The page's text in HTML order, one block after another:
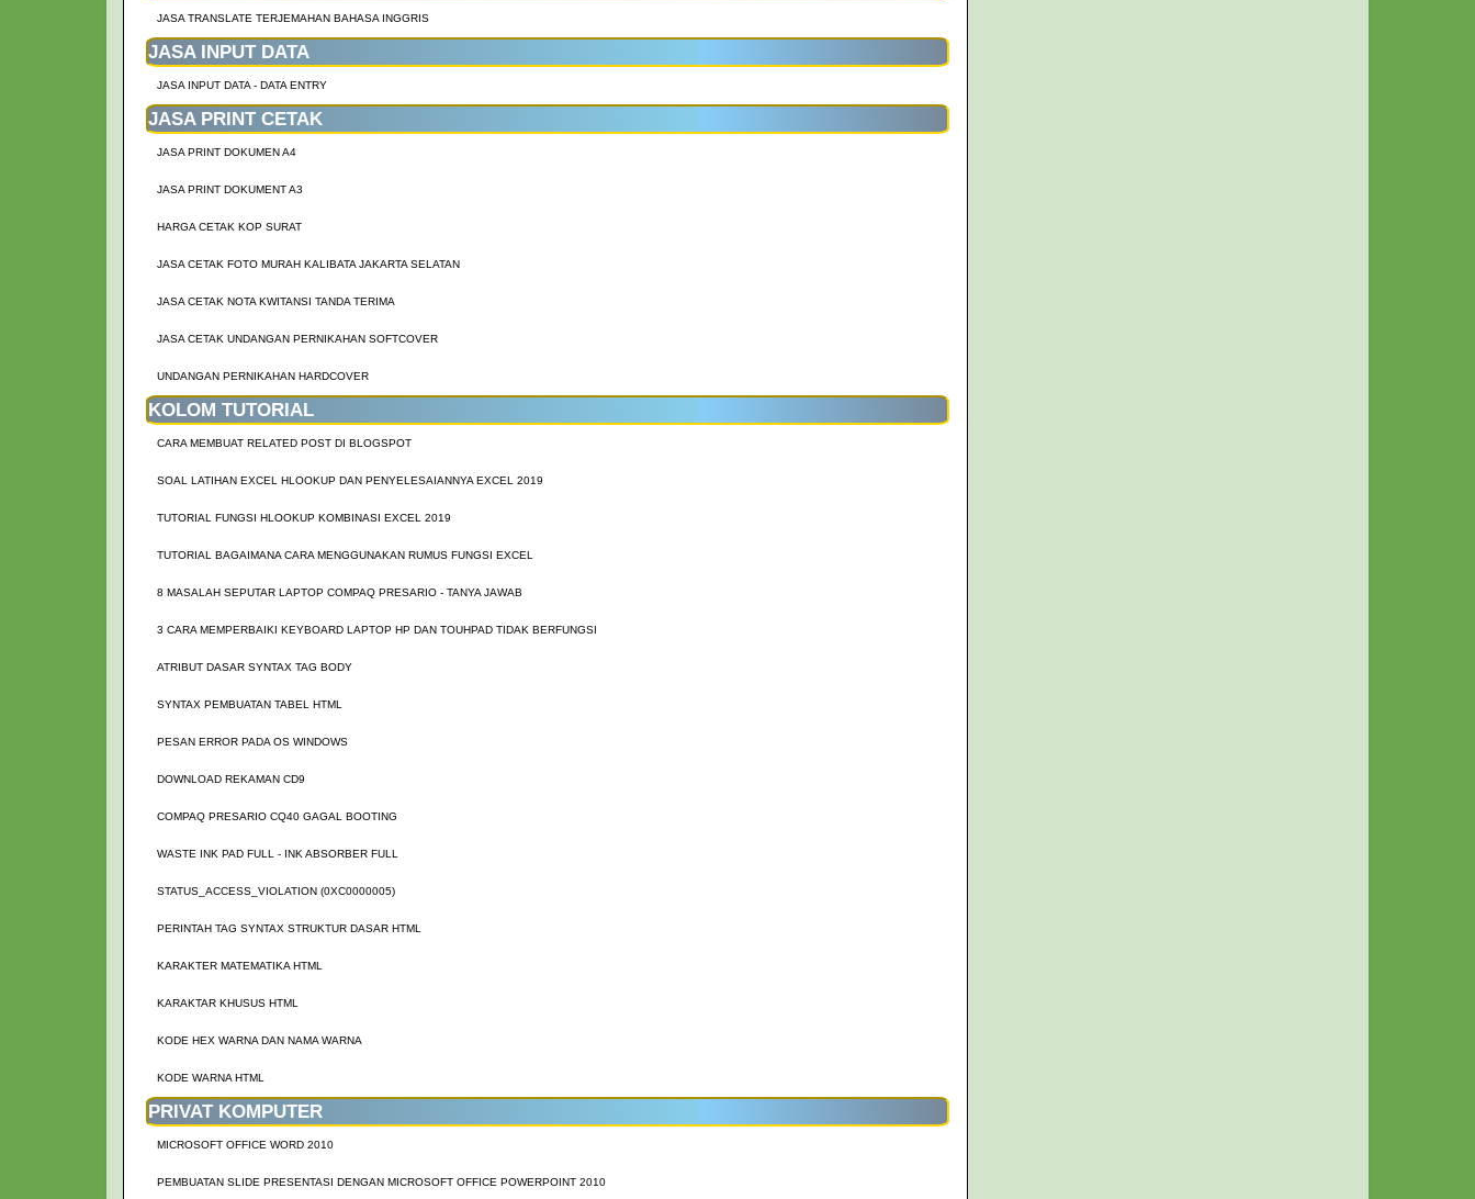
JASA TRANSLATE TERJEMAHAN BAHASA INGGRIS
JASA INPUT DATA
JASA INPUT DATA - DATA ENTRY
JASA PRINT CETAK
JASA PRINT DOKUMEN A4
JASA PRINT DOKUMENT A3
HARGA CETAK KOP SURAT
JASA CETAK FOTO MURAH KALIBATA JAKARTA SELATAN
JASA CETAK NOTA KWITANSI TANDA TERIMA
JASA CETAK UNDANGAN PERNIKAHAN SOFTCOVER
UNDANGAN PERNIKAHAN HARDCOVER
KOLOM TUTORIAL
CARA MEMBUAT RELATED POST DI BLOGSPOT
SOAL LATIHAN EXCEL HLOOKUP DAN PENYELESAIANNYA EXCEL 2019
TUTORIAL FUNGSI HLOOKUP KOMBINASI EXCEL 2019
TUTORIAL BAGAIMANA CARA MENGGUNAKAN RUMUS FUNGSI EXCEL
8 MASALAH SEPUTAR LAPTOP COMPAQ PRESARIO - TANYA JAWAB
3 CARA MEMPERBAIKI KEYBOARD LAPTOP HP DAN TOUHPAD TIDAK BERFUNGSI
ATRIBUT DASAR SYNTAX TAG BODY
SYNTAX PEMBUATAN TABEL HTML
PESAN ERROR PADA OS WINDOWS
DOWNLOAD REKAMAN CD9
COMPAQ PRESARIO CQ40 GAGAL BOOTING
WASTE INK PAD FULL - INK ABSORBER FULL
STATUS_ACCESS_VIOLATION (0XC0000005)
PERINTAH TAG SYNTAX STRUKTUR DASAR HTML
KARAKTER MATEMATIKA HTML
KARAKTAR KHUSUS HTML
KODE HEX WARNA DAN NAMA WARNA
KODE WARNA HTML
PRIVAT KOMPUTER
MICROSOFT OFFICE WORD 2010
PEMBUATAN SLIDE PRESENTASI DENGAN MICROSOFT OFFICE POWERPOINT 2010